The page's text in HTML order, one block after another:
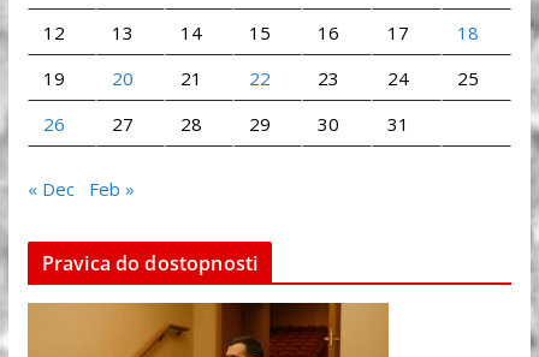
12
13 14 15 16 17
18
19
20 21 22 23 24
25
26
27 28 29 30 31
« Dec Feb »
Pravica do dostopnosti